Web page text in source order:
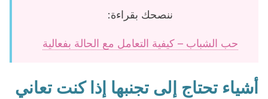
ننصحك بقراءة:
حب الشباب – كيفية التعامل مع الحالة بفعالية
أشياء تحتاج إلى تجنبها إذا كنت تعاني